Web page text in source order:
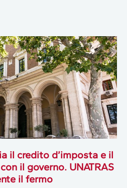
il credito d’imposta e il
il governo. UNATRAS
il fermo